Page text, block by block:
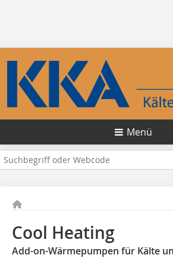
Menü
Cool Heating
Add-on-Wärmepumpen für Kälte